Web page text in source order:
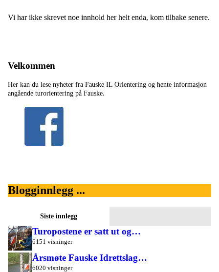
Vi har ikke skrevet noe innhold her helt enda, kom tilbake senere.
Velkommen
Her kan du lese nyheter fra Fauske IL Orientering og hente informasjon
angående turorientering på Fauske.
Blogginnlegg ...
Siste innlegg
Turopostene er satt ut og…
6151 visninger
Årsmøte Fauske Idrettslag…
6020 visninger